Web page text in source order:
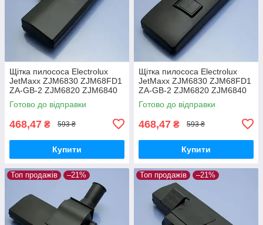
Щітка пилососа Electrolux
JetMaxx ZJM6830 ZJM68FD1
ZA-GB-2 ZJM6820 ZJM6840
EL4042A ZJG6800
двохрежимна
Готово до відправки
468,47 ₴ 593 ₴
Купити
Щітка пилососа Electrolux
JetMaxx ZJM6830 ZJM68FD1
ZA-GB-2 ZJM6820 ZJM6840
EL4042A ZJG6800 для
ламіната паркета
Готово до відправки
468,47 ₴ 593 ₴
Купити
Топ продажів –21% Топ продажів –21%